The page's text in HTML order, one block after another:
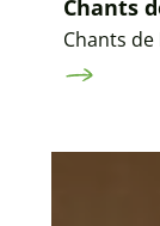
Chants
Chants